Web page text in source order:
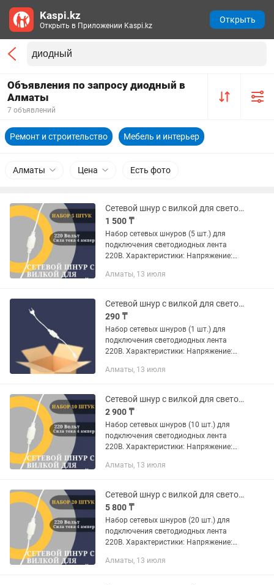
Объявления по запросу диодный в
Алматы
7 объявлений
Ремонт и строительство Мебель и интерьер
Алматы Цена Есть фото
Сетевой шнур с вилкой для светодиодной ленты 220В (5 штук)
1 500 ₸
Набор сетевых шнуров (5 шт.) для
подключения светодиодных лента
220В. Характеристики: Напряжение:
сетевой шнур с вилкой и встроенным
Алматы, 13 июля
Сетевой шнур с вилкой для светодиодной ленты 220В (1 штук)
290 ₸
Набор сетевых шнуров (1 шт.) для
подключения светодиодных лента
220В. Характеристики: Напряжение:
сетевой шнур с вилкой и встроенным
Алматы, 13 июля
Сетевой шнур с вилкой для светодиодной ленты 220В (10 штук)
2 900 ₸
Набор сетевых шнуров (10 шт.) для
подключения светодиодных лента
220В. Характеристики: Напряжение:
сетевой шнур с вилкой и встроенным
Алматы, 13 июля
Сетевой шнур с вилкой для светодиодной ленты 220В (20 штук)
5 800 ₸
Набор сетевых шнуров (20 шт.) для
подключения светодиодных лента
220В. Характеристики: Напряжение:
сетевой шнур с вилкой и встроенным
Алматы, 13 июля
Kaspi.kz
Открыть в Приложении Kaspi.kz
Открыть